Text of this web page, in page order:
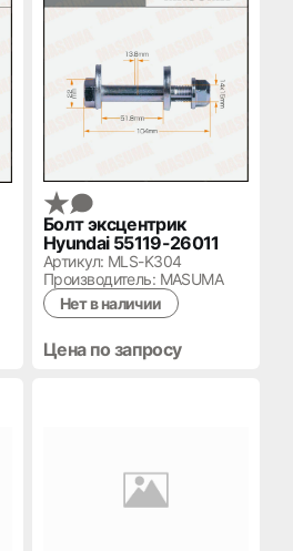
Болт эксцентрик
Hyundai 55119-26011
Артикул: MLS-K304
Производитель: MASUMA
Нет в наличии
Цена по запросу